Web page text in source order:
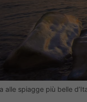
alle spiagge più belle